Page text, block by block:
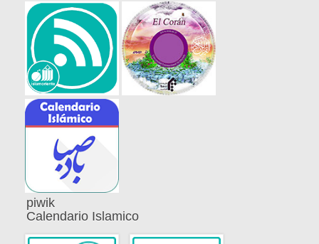
piwik
Calendario Islamico